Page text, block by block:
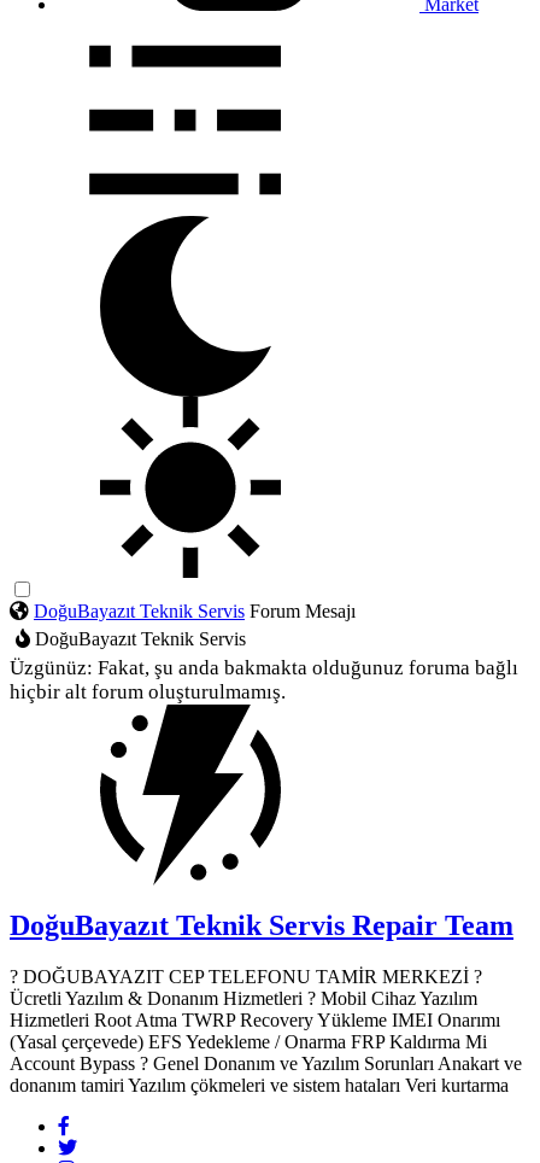
DoğuBayazıt Teknik Servis Forum Mesajı
DoğuBayazıt Teknik Servis
Üzgünüz: Fakat, şu anda bakmakta olduğunuz foruma bağlı
hiçbir alt forum oluşturulmamış.
DoğuBayazıt Teknik Servis Repair Team
? DOĞUBAYAZIT CEP TELEFONU TAMİR MERKEZİ ?️
Ücretli Yazılım & Donanım Hizmetleri ? Mobil Cihaz Yazılım
Hizmetleri Root Atma TWRP Recovery Yükleme IMEI Onarımı
(Yasal çerçevede) EFS Yedekleme / Onarma FRP Kaldırma Mi
Account Bypass ? Genel Donanım ve Yazılım Sorunları Anakart ve
donanım tamiri Yazılım çökmeleri ve sistem hataları Veri kurtarma